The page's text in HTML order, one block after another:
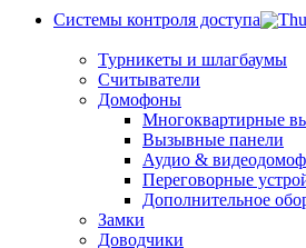
Системы контроля доступа
Турникеты и шлагбаумы
Cчитыватели
Домофоны
Многоквартирные
Вызывные панели
Аудио &
Переговорные
Дополнительное
Замки
Доводчики